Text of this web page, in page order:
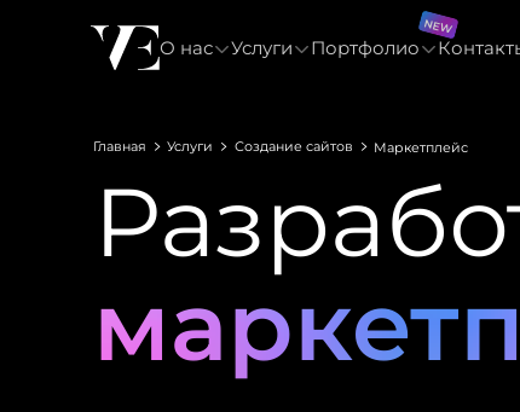
О нас Услуги Портфолио
Главная Услуги Создание сайтов Маркетплейс